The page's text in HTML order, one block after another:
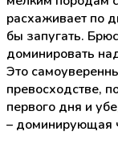
расхаживает по
бы запугать.
доминировать
Это
превосходстве,
первого дня и
– доминирующая